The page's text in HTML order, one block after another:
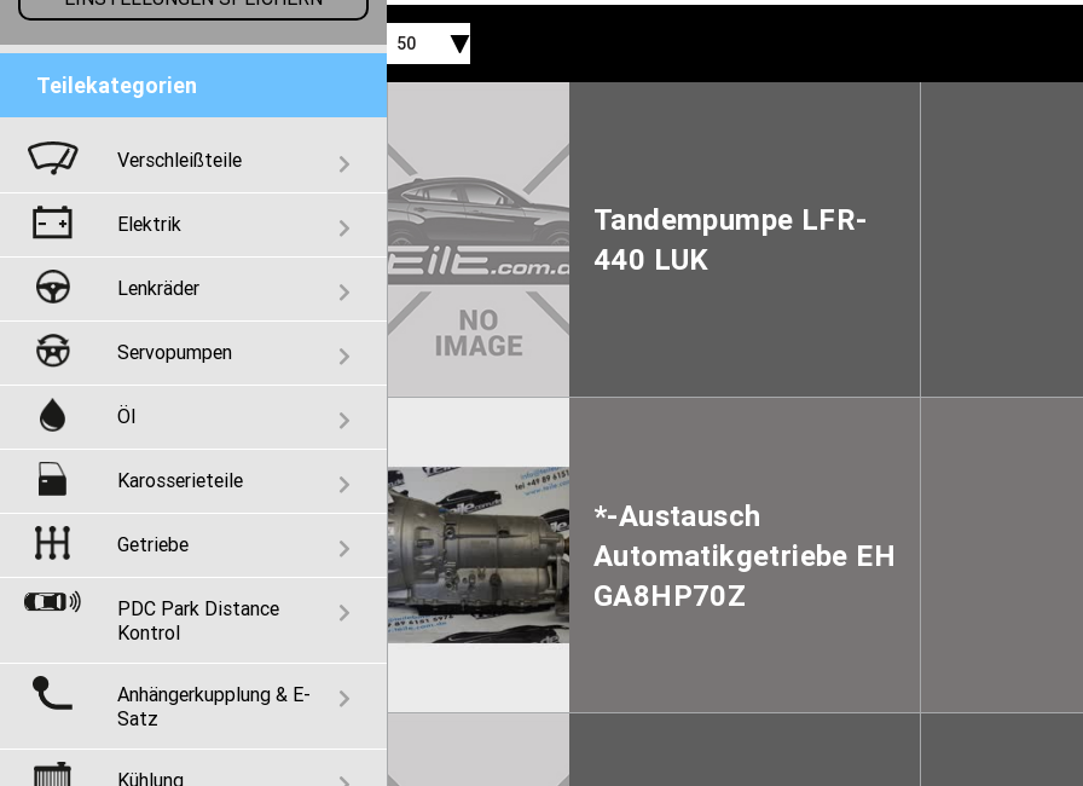
Teilekategorien
Verschleißteile
Elektrik
Lenkräder
Servopumpen
Öl
Karosserieteile
Getriebe
PDC Park Distance
Kontrol
Anhängerkupplung & E-
Satz
Kühlung
50
Tandempumpe LFR-
440 LUK
*-Austausch
Automatikgetriebe EH
GA8HP70Z